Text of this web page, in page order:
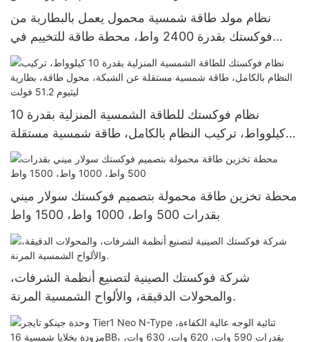
نظام مولد طاقة شمسية محمول يعمل بالبطارية من
فوكستك بقدرة 2400 واط، محطة طاقة للتخييم في
الهواء الطلق
نظام فوكستك للطاقة الشمسية المنزلية بقدرة 10
كيلوواط، تركيب النظام بالكامل، طاقة شمسية مستقلة
عن الشبكة، محول طاقة، بطارية ليثيوم 51.2 فولت
محطة تخزين طاقة محمولة بتصميم فوكستك سولار ميني
بقدرات 500 واط، 1000 واط، 1500 واط
شركة فوكستك الصينية لتصنيع أنظمة الشرفات،
والمحولات الدقيقة، والألواح الشمسية المرنة.